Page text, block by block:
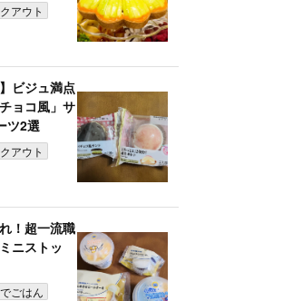
アウト
ビジュ満点
ョコ風」サ
ツ2選
アウト
！超一流職
ニストッ
ごはん